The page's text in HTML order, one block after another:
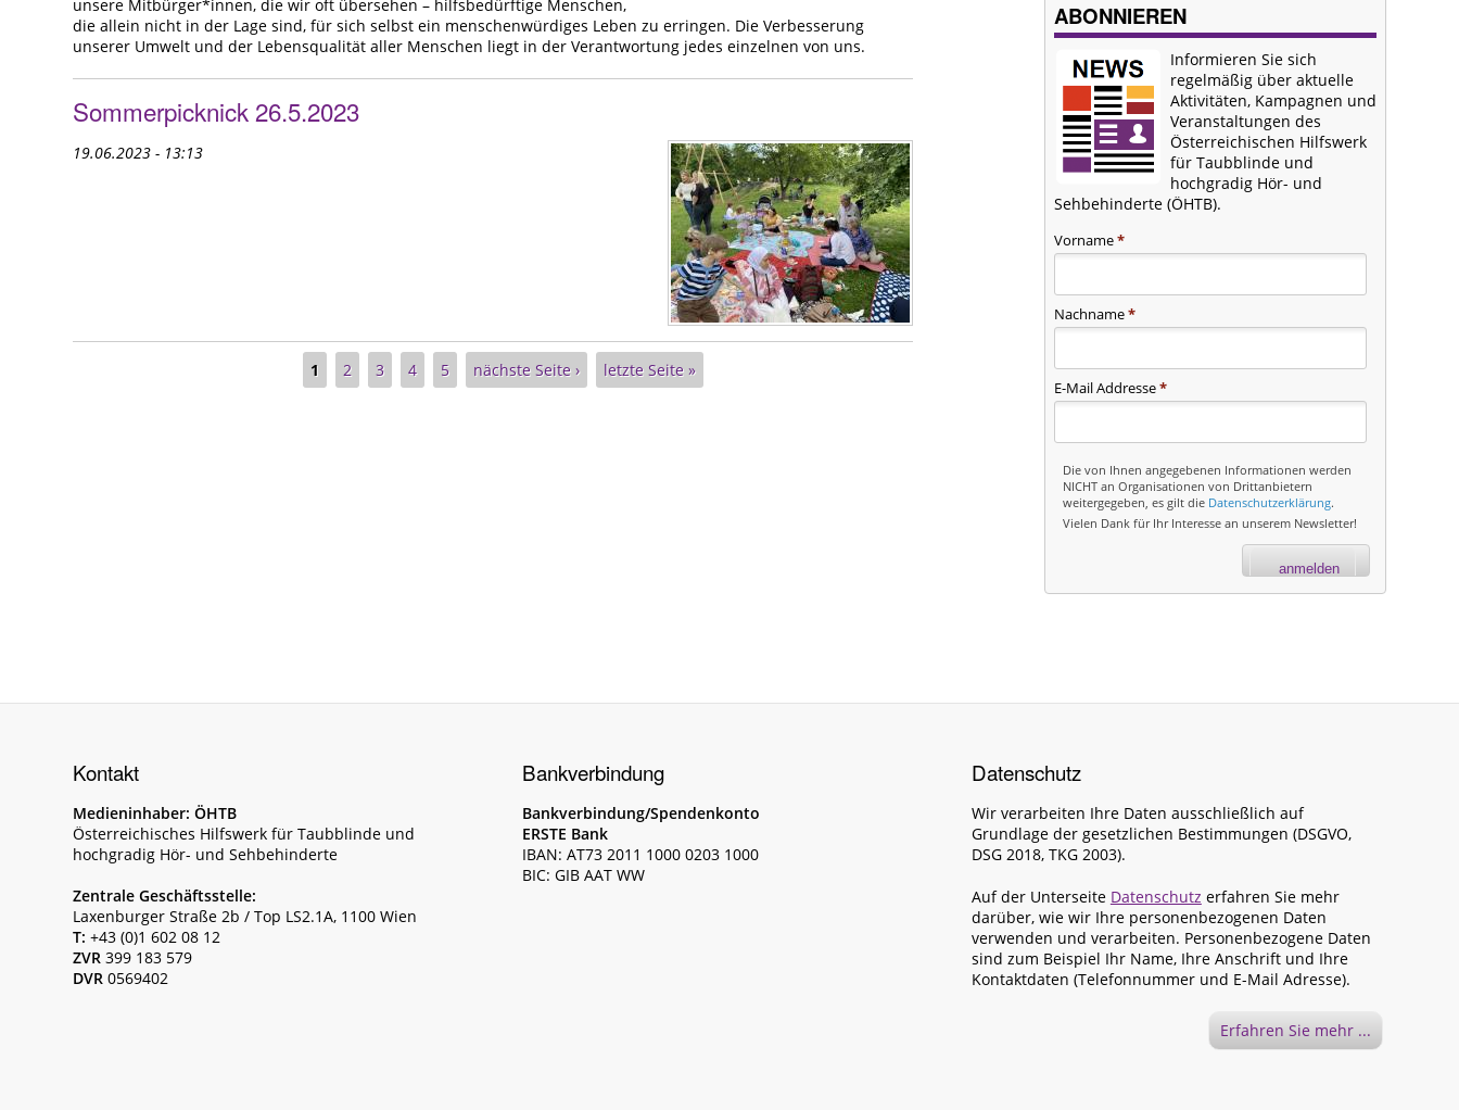
unsere Mitbürger*innen, die wir oft übersehen – hilfsbedürftige Menschen,
die allein nicht in der Lage sind, für sich selbst ein menschenwürdiges Leben zu erringen. Die Verbesserung
unserer Umwelt und der Lebensqualität aller Menschen liegt in der Verantwortung jedes einzelnen von uns.
Sommerpicknick 26.5.2023
19.06.2023 - 13:13
1 2 3 4 5 nächste Seite › letzte Seite »
ABONNIEREN
Informieren Sie sich
regelmäßig über aktuelle
Aktivitäten, Kampagnen und
Veranstaltungen des
Österreichischen Hilfswerk
für Taubblinde und
hochgradig Hör- und
Sehbehinderte (ÖHTB).
Vorname*
Nachname*
E-Mail Addresse*
Die von Ihnen angegebenen Informationen werden
NICHT an Organisationen von Drittanbietern
weitergegeben, es gilt die Datenschutzerklärung.
Vielen Dank für Ihr Interesse an unserem Newsletter!
Kontakt
Medieninhaber: ÖHTB
Österreichisches Hilfswerk für Taubblinde und
hochgradig Hör- und Sehbehinderte
Zentrale Geschäftsstelle:
Laxenburger Straße 2b / Top LS2.1A, 1100 Wien
T: +43 (0)1 602 08 12
ZVR 399 183 579
DVR 0569402
Bankverbindung
Bankverbindung/Spendenkonto
ERSTE Bank
IBAN: AT73 2011 1000 0203 1000
BIC: GIB AAT WW
Datenschutz
Wir verarbeiten Ihre Daten ausschließlich auf
Grundlage der gesetzlichen Bestimmungen (DSGVO,
DSG 2018, TKG 2003).
Auf der Unterseite Datenschutz erfahren Sie mehr
darüber, wie wir Ihre personenbezogenen Daten
verwenden und verarbeiten. Personenbezogene Daten
sind zum Beispiel Ihr Name, Ihre Anschrift und Ihre
Kontaktdaten (Telefonnummer und E-Mail Adresse).
Erfahren Sie mehr ...